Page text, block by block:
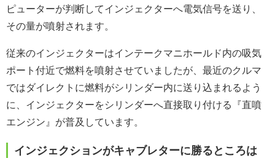
ピューターが判断してインジェクターへ電気信号を送り、
その量が噴射されます。
従来のインジェクターはインテークマニホールド内の吸気
ポート付近で燃料を噴射させていましたが、最近のクルマ
ではダイレクトに燃料がシリンダー内に送り込まれるよう
に、インジェクターをシリンダーへ直接取り付ける『直噴
エンジン』が普及しています。
インジェクションがキャブレターに勝るところは